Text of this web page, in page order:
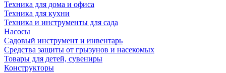
Техника для дома и офиса
Техника для кухни
Техника и инструменты для сада
Насосы
Садовый инструмент и инвентарь
Средства защиты от грызунов и насекомых
Товары для детей, сувениры
Конструкторы